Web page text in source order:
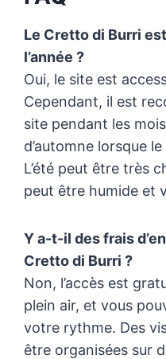
Le Cretto di Burri
l’année ?
Oui, le site est
Cependant, il est
site pendant les
d’automne lorsque
L’été peut être très
peut être humide et
Y a-t-il des frais
Cretto di Burri ?
Non, l’accès est
plein air, et vous
votre rythme. Des
être organisées sur